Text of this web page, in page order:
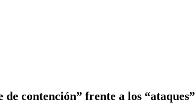
contención” frente a los